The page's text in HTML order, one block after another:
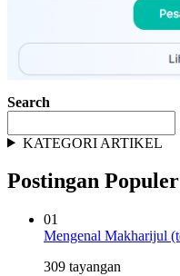
Search
KATEGORI ARTIKEL
Postingan Populer
01
Mengenal Makharijul
309 tayangan